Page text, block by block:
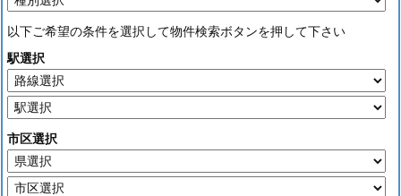
以下ご希望の条件を選択して物件検索ボタンを押して下さい
駅選択
市区選択